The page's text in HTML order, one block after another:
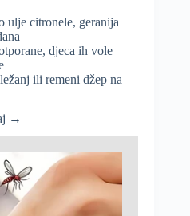
ulje citronele, geranija
djeca ih vole
ili remeni džep na
→